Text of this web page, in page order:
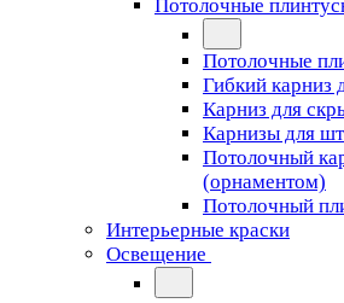
Потолочные
Потолочные
Гибкий карниз
Карниз для
Карнизы для
Потолочный
(орнаментом)
Потолочный
Интерьерные краски
Освещение